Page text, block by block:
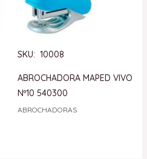
SKU: 10008
ABROCHADORA MAPED VIVO
Nº10 540300
ABROCHADORAS